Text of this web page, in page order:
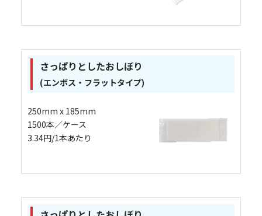
さっぱりとしたおしぼり
(エンボス・フラットタイプ)
250mm x 185mm
1500本／ケース
3.34円/1本あたり